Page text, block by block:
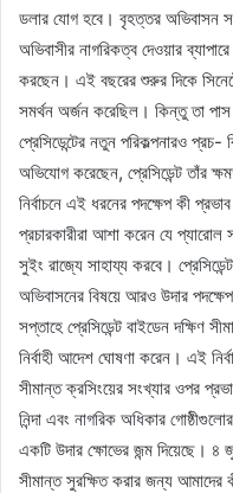
ডলার যোগ হবে। বৃহত্তর অভিবাসন
অভিবাসীর নাগরিকত্ব দেওয়ার
করছেন। এই বছরের শুরুর দিকে
সমর্থন অর্জন করেছিল। কিন্তু তা পাস
প্রেসিডেন্টের নতুন পরিকল্পনারও
অভিযোগ করেছেন, প্রেসিডেন্ট তাঁর
নির্বাচনে এই ধরনের পদক্ষেপ কী
প্রচারকারীরা আশা করেন যে
সুইং রাজ্যে সাহায্য করবে।
অভিবাসনের বিষয়ে আরও উদার
সপ্তাহে প্রেসিডেন্ট বাইডেন দক্ষিণ
নির্বাহী আদেশ ঘোষণা করেন। এই
সীমান্ত ক্রসিংয়ের সংখ্যার ওপর
নিন্দা এবং নাগরিক অধিকার
একটি উদার ক্ষোভের জন্ম দিয়েছে। ৪
সীমান্ত সুরক্ষিত করার জন্য আমাদের